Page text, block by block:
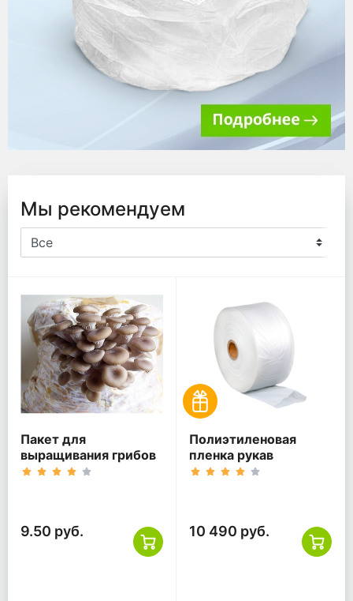
Мы рекомендуем
Пакет для
выращивания грибов
9.50 руб.
Полиэтиленовая
пленка рукав
10 490 руб.